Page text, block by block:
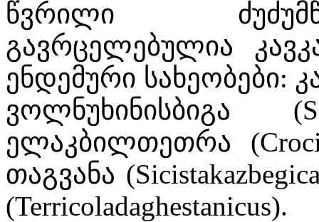
წვრილი
გავრცელებულია
ენდემური სახეობები:
ვოლნუხინისბიგა
ელაკბილთეთრა
თაგვანა
(Terricoladaghestanicus).